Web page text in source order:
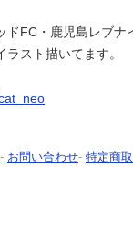
ドFC・鹿児島レブ
スト描いてます。
- お問い合わせ- 特定商